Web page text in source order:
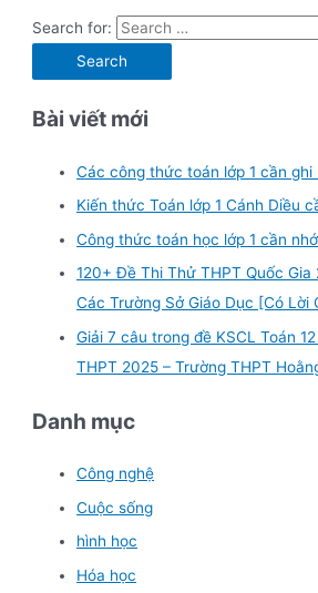
Search for:
Bài viết mới
Các công thức toán lớp 1 cần ghi
Kiến thức Toán lớp 1 Cánh Diều
Công thức toán học lớp 1 cần
120+ Đề Thi Thử THPT Quốc Gia
Các Trường Sở Giáo Dục [Có Lời
Giải 7 câu trong đề KSCL Toán
THPT 2025 – Trường THPT
Danh mục
Công nghệ
Cuộc sống
hình học
Hóa học